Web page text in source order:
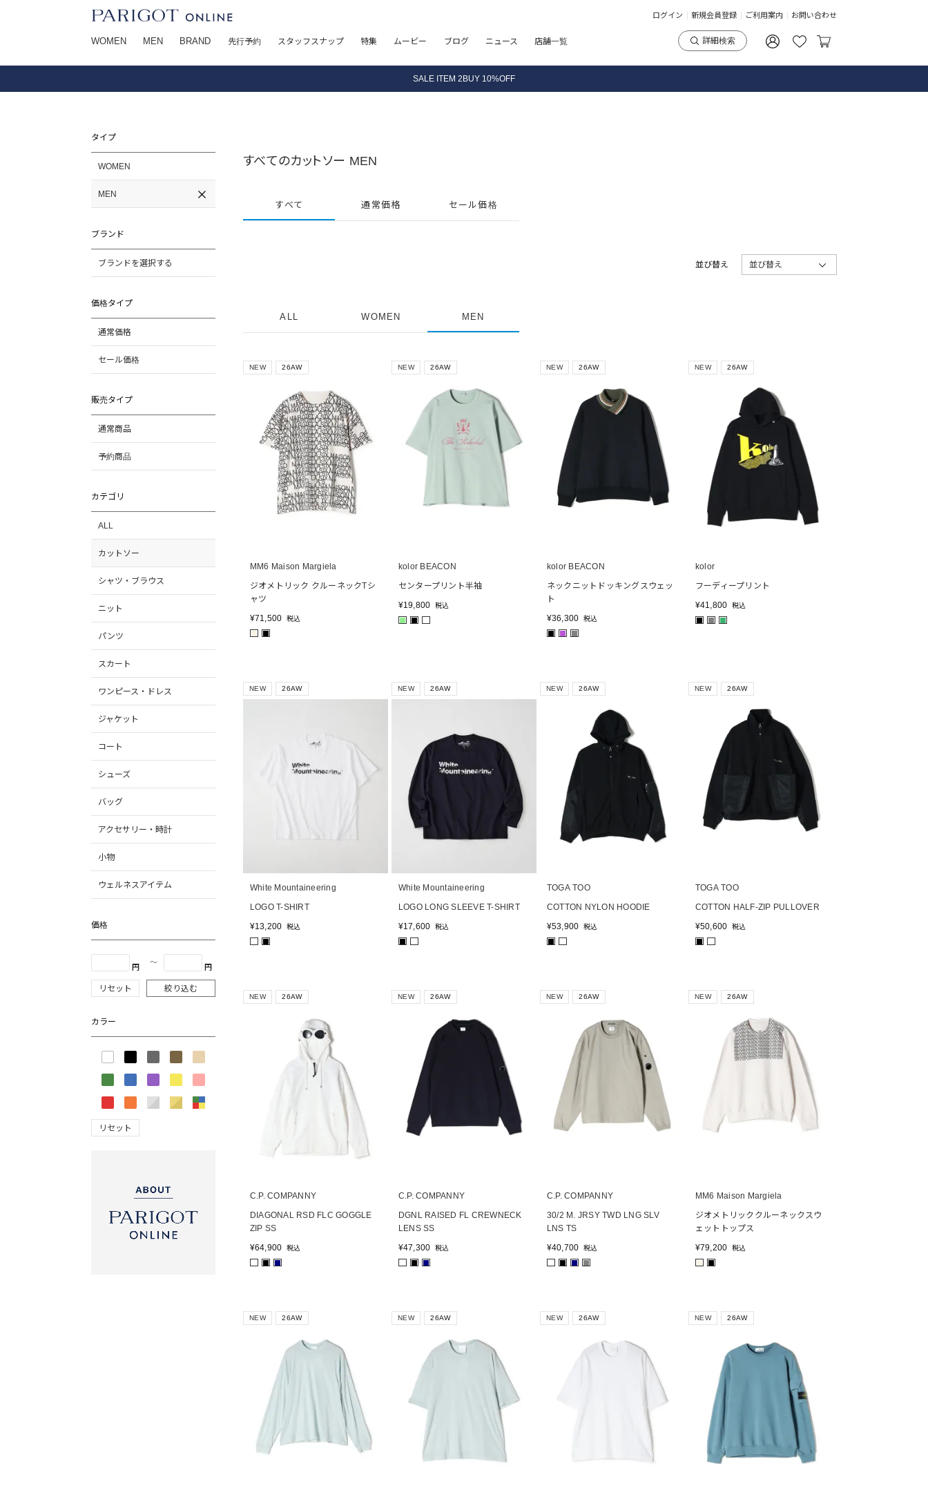
ログイン 新規会員登録 ご利用案内 お問い合わせ
WOMEN MEN BRAND 先行予約 スタッフスナップ 特集 ムービー ブログ ニュース 店舗一覧 詳細検索
タイプ
WOMEN
MEN
ブランド
ブランドを選択する
価格タイプ
通常価格
セール価格
販売タイプ
通常商品
予約商品
カテゴリ
ALL
カットソー
シャツ・ブラウス
ニット
パンツ
スカート
ワンピース・ドレス
ジャケット
コート
シューズ
バッグ
アクセサリー・時計
小物
ウェルネスアイテム
価格
円
〜
円
リセット 絞り込む
カラー
リセット
すべてのカットソー MEN
すべて 通常価格 セール価格
並び替え 並び替え
ALL WOMEN MEN
NEW 26AW
MM6 Maison Margiela
ジオメトリック クルーネックTシ
ャツ
¥71,500 税込
■ ■
NEW 26AW
kolor BEACON
センタープリント半袖
¥19,800 税込
■ ■
NEW 26AW
kolor BEACON
ネックニットドッキングスウェッ
ト
¥36,300 税込
■ ■ ■
NEW 26AW
kolor
フーディープリント
¥41,800 税込
■ ■ ■
NEW 26AW
White Mountaineering
LOGO T-SHIRT
¥13,200 税込
■
NEW 26AW
White Mountaineering
LOGO LONG SLEEVE T-SHIRT
¥17,600 税込
■
NEW 26AW
TOGA TOO
COTTON NYLON HOODIE
¥53,900 税込
■
NEW 26AW
TOGA TOO
COTTON HALF-ZIP PULLOVER
¥50,600 税込
■
NEW 26AW
C.P. COMPANNY
DIAGONAL RSD FLC GOGGLE
ZIP SS
¥64,900 税込
■ ■
NEW 26AW
C.P. COMPANNY
DGNL RAISED FL CREWNECK
LENS SS
¥47,300 税込
■ ■
NEW 26AW
C.P. COMPANNY
30/2 M. JRSY TWD LNG SLV
LNS TS
¥40,700 税込
■ ■ ■
NEW 26AW
MM6 Maison Margiela
ジオメトリッククルーネックスウ
ェットトップス
¥79,200 税込
■ ■
NEW 26AW NEW 26AW NEW 26AW NEW 26AW